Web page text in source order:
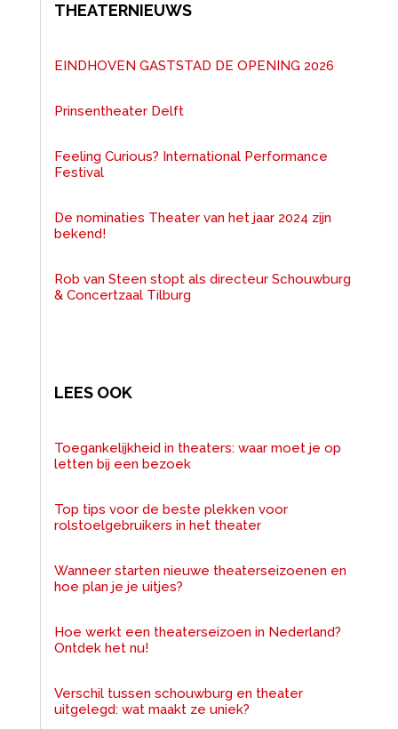
THEATERNIEUWS
EINDHOVEN GASTSTAD DE OPENING 2026
Prinsentheater Delft
Feeling Curious? International Performance
Festival
De nominaties Theater van het jaar 2024 zijn
bekend!
Rob van Steen stopt als directeur Schouwburg
& Concertzaal Tilburg
LEES OOK
Toegankelijkheid in theaters: waar moet je op
letten bij een bezoek
Top tips voor de beste plekken voor
rolstoelgebruikers in het theater
Wanneer starten nieuwe theaterseizoenen en
hoe plan je je uitjes?
Hoe werkt een theaterseizoen in Nederland?
Ontdek het nu!
Verschil tussen schouwburg en theater
uitgelegd: wat maakt ze uniek?